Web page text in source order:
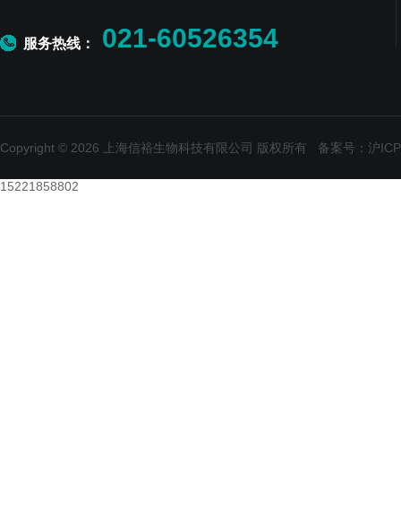
服务热线： 021-60526354
Copyright © 2026 上海信裕生物科技有限公司 版权所有 备案号：沪
15221858802